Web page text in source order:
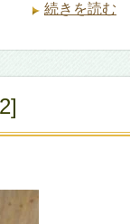
続きを読む